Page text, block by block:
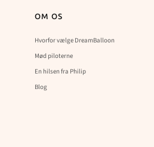
OM OS
Hvorfor vælge DreamBalloon
Mød piloterne
En hilsen fra Philip
Blog